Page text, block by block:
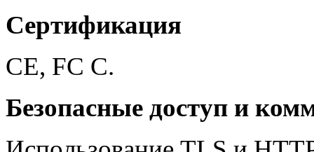
Сертификация
CE, FC C.
Безопасные доступ и